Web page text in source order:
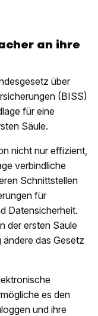
an ihre
über
(BISS)
für eine
Säule.
nicht nur effizient,
verbindliche
Schnittstellen
für
Datensicherheit.
der ersten Säule
das Gesetz
es den
und ihre